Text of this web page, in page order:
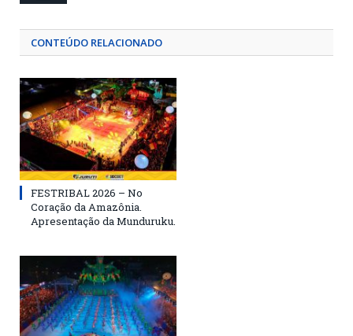
CONTEÚDO RELACIONADO
FESTRIBAL 2026 – No
Coração da Amazônia.
Apresentação da Munduruku.